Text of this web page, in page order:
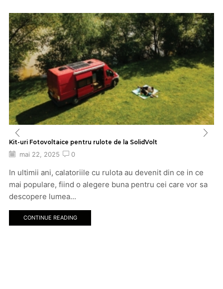
Kit-uri Fotovoltaice pentru rulote de la SolidVolt
mai 22, 2025 0
In ultimii ani, calatoriile cu rulota au devenit din ce in ce
mai populare, fiind o alegere buna pentru cei care vor sa
descopere lumea...
CONTINUE READING